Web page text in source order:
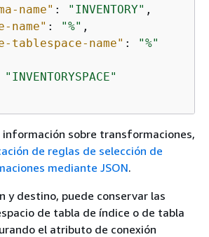
name" : "INVENTORY" ,
name" : "%" ,
tablespace-name" :
"%"
"INVENTORYSPACE"
información sobre transformaciones,
de reglas de selección de
mediante JSON.
y destino, puede conservar las
de tabla de índice o de tabla
el atributo de conexión